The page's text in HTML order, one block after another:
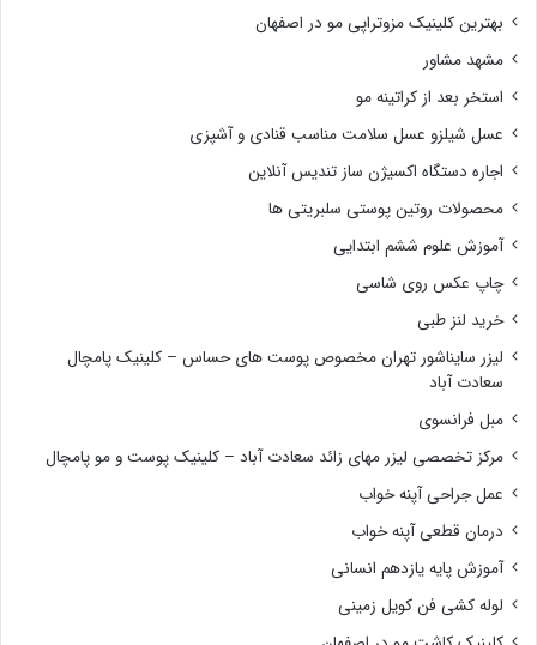
بهترین کلینیک مزوتراپی مو در اصفهان
مشهد مشاور
استخر بعد از کراتینه مو
عسل شیلزو عسل سلامت مناسب قنادی و آشپزی
اجاره دستگاه اکسیژن ساز تندیس آنلاین
محصولات روتین پوستی سلبریتی ها
آموزش علوم ششم ابتدایی
چاپ عکس روی شاسی
خرید لنز طبی
لیزر سایناشور تهران مخصوص پوست های حساس – کلینیک پامچال
سعادت آباد
مبل فرانسوی
مرکز تخصصی لیزر مهای زائد سعادت آباد – کلینیک پوست و مو پامچال
عمل جراحی آپنه خواب
درمان قطعی آپنه خواب
آموزش پایه یازدهم انسانی
لوله کشی فن کویل زمینی